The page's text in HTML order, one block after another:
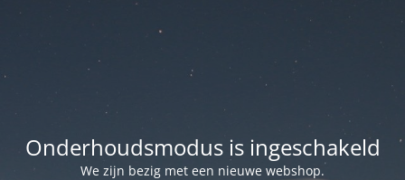
Onderhoudsmodus is ingeschakeld
We zijn bezig met een nieuwe webshop.